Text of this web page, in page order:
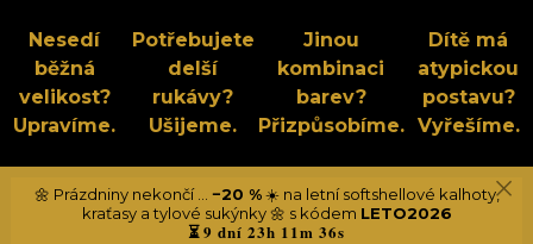
Nesedí
běžná
velikost?
Upravíme.
Potřebujete
delší
rukávy?
Ušijeme.
Jinou
kombinaci
barev?
Přizpůsobíme.
Dítě má
atypickou
postavu?
Vyřešíme.
🌼 Prázdniny nekončí ... −20 %☀️ na letní softshellové kalhoty,
kraťasy a tylové sukýnky 🌼 s kódem LETO2026
⏳9 dní 23h 11m 36s